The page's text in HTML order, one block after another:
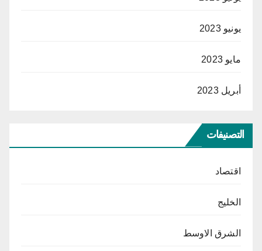
يونيو 2023
مايو 2023
أبريل 2023
التصنيفات
اقتصاد
الخليج
الشرق الاوسط